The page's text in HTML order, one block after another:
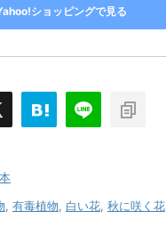
ショッピングで見る
有毒植物 白い花 秋に咲く花